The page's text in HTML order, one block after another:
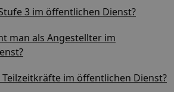
3 im öffentlichen Dienst?
man als Angestellter im
Teilzeitkräfte im öffentlichen Dienst?